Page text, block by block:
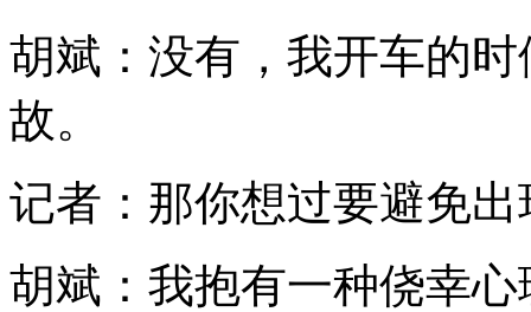
胡斌：没有，我开车的
故。
记者：那你想过要避免
胡斌：我抱有一种侥幸心